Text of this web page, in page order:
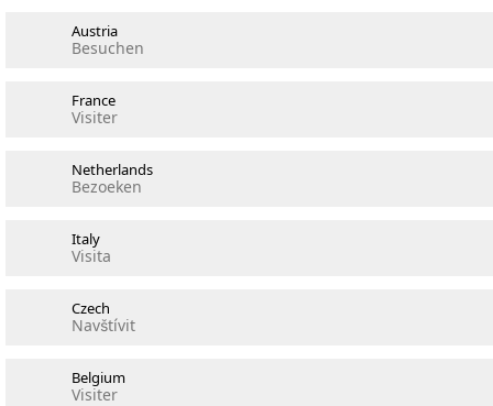
Austria
Besuchen
France
Visiter
Netherlands
Bezoeken
Italy
Visita
Czech
Navštívit
Belgium
Visiter